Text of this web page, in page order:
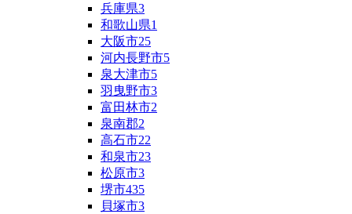
兵庫県3
和歌山県1
大阪市25
河内長野市5
泉大津市5
羽曳野市3
富田林市2
泉南郡2
高石市22
和泉市23
松原市3
堺市435
貝塚市3